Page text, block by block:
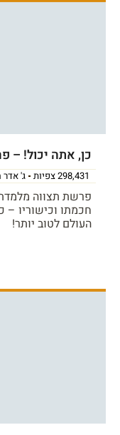
כן, אתה יכול! –
298,431 צפיות ג' אדר
פרשת תצווה
חכמתו וכישוריו
העולם לטוב יותר!